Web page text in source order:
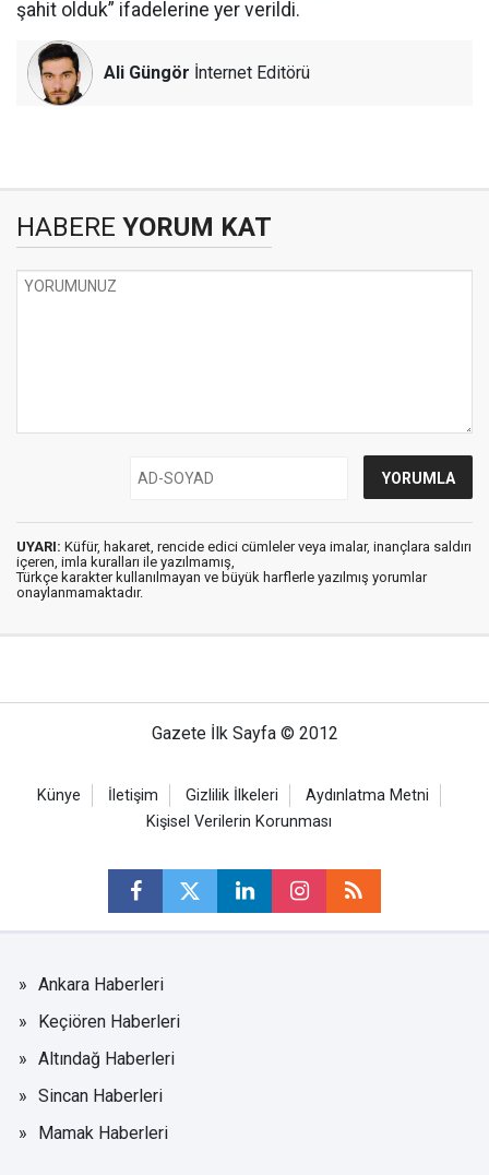
şahit olduk” ifadelerine yer verildi.
Ali Güngör İnternet Editörü
HABERE YORUM KAT
UYARI: Küfür, hakaret, rencide edici cümleler veya imalar, inançlara saldırı
içeren, imla kuralları ile yazılmamış,
Türkçe karakter kullanılmayan ve büyük harflerle yazılmış yorumlar
onaylanmamaktadır.
Gazete İlk Sayfa © 2012
Künye İletişim Gizlilik İlkeleri
Aydınlatma Metni
Kişisel Verilerin Korunması
Ankara Haberleri
Keçiören Haberleri
Altındağ Haberleri
Sincan Haberleri
Mamak Haberleri